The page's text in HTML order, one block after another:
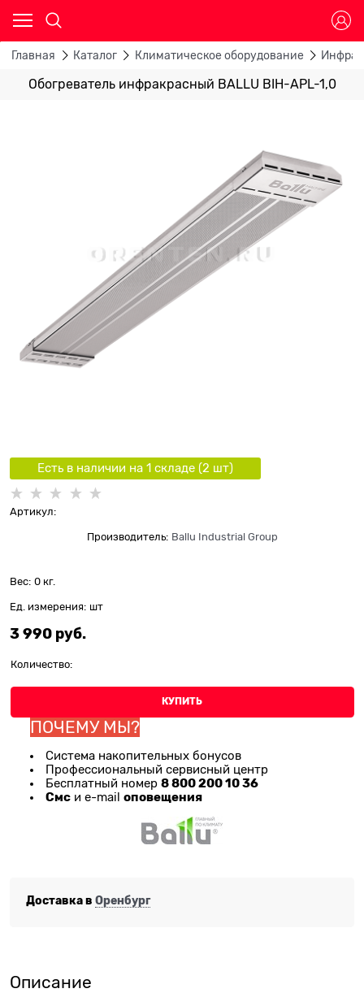
Главная Каталог Климатическое оборудование
Обогреватель инфракрасный BALLU BIH-APL-1,0
Есть в наличии на 1 складe (2 шт)
Артикул:
Производитель: Ballu Industrial Group
Вес: 0 кг.
Ед. измерения: шт
3 990 руб.
Количество:
КУПИТЬ
ПОЧЕМУ МЫ?
Система накопительных бонусов
Профессиональный сервисный центр
Бесплатный номер 8 800 200 10 36
Смс и e-mail оповещения
Доставка в Оренбург
Описание